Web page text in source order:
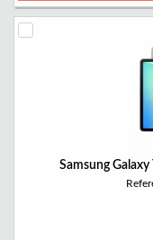
Samsung